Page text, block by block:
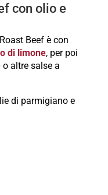
con olio e
Beef è con
di limone, per poi
o altre salse a
di parmigiano e